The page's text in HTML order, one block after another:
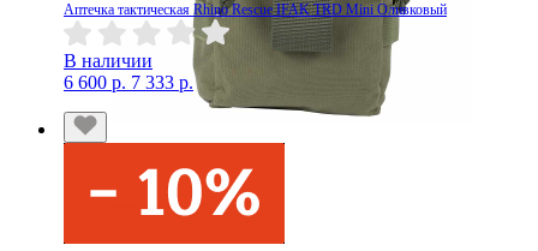
Аптечка тактическая Rhino Rescue IFAK TRD Mini Оливковый
В наличии
6 600 р. 7 333 р.